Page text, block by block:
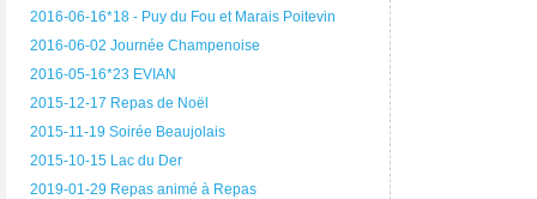
2016-06-16*18 - Puy du Fou et Marais Poitevin
2016-06-02 Journée Champenoise
2016-05-16*23 EVIAN
2015-12-17 Repas de Noël
2015-11-19 Soirée Beaujolais
2015-10-15 Lac du Der
2019-01-29 Repas animé à Repas